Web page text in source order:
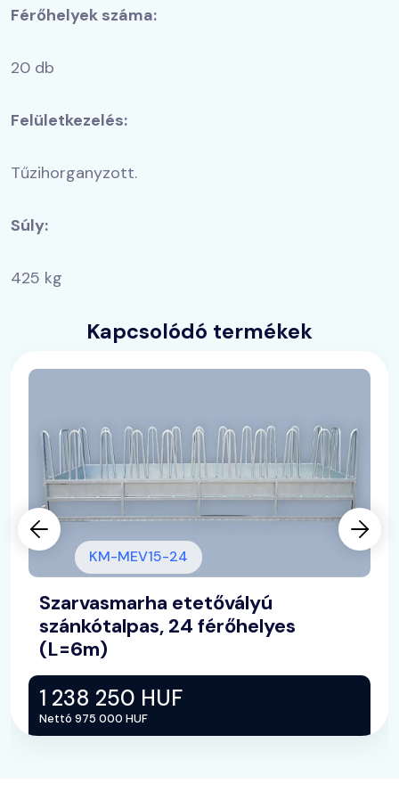
Férőhelyek száma:
20 db
Felületkezelés:
Tűzihorganyzott.
Súly:
425 kg
Kapcsolódó termékek
KM-MEV15-24
Szarvasmarha etetővályú
szánkótalpas, 24 férőhelyes
(L=6m)
1 238 250 HUF
Nettó 975 000 HUF